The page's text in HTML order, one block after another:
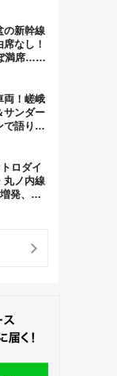
の新幹線
席なし！
満席…で
きが見
ツ
両！嵯峨
サンダー
で語り合
乃＆福
喫ツア
ロダイ
丸ノ内線
発、混